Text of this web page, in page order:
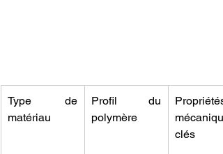
Type de
matériau
Profil du
polymère
Propriétés
clés